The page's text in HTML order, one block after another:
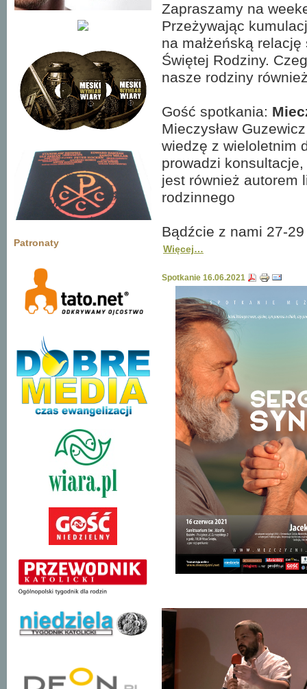
Patronaty
Zapraszamy na
Przeżywając
na małżeńską
Świętej Rodziny.
nasze rodziny
Gość spotkania:
Mieczysław
wiedzę z wieloletnim
prowadzi
jest również autorem
rodzinnego
Bądźcie z nami 27-
Więcej…
Spotkanie 16.06.2021